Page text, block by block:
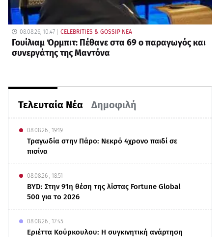
Τελευταία Νέα Δημοφιλή
08.08.26 , 19:19
Τραγωδία στην Πάρο: Νεκρό 4χρονο παιδί σε
πισίνα
08.08.26 , 18:51
BYD: Στην 91η θέση της λίστας Fortune Global
500 για το 2026
08.08.26 , 17:45
Εριέττα Κούρκουλου: Η συγκινητική ανάρτηση
08.08.26, 10:47 CELEBRITIES & GOSSIP ΝΕΑ
Γουίλιαμ Όρμπιτ: Πέθανε στα 69 ο παραγωγός και
συνεργάτης της Μαντόνα